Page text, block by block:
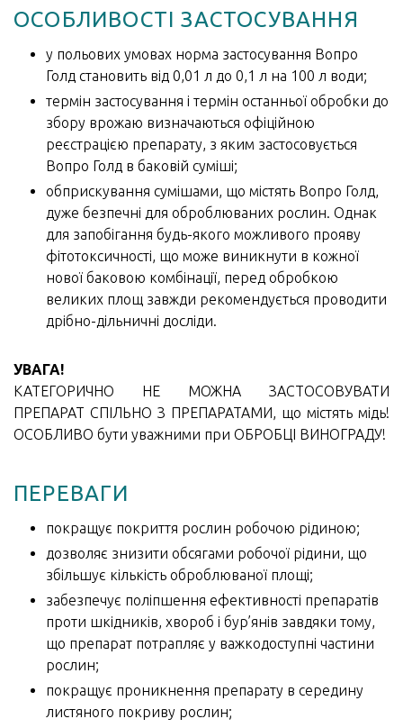
ОСОБЛИВОСТІ ЗАСТОСУВАННЯ
у польових умовах норма застосування Вопро
Голд становить від 0,01 л до 0,1 л на 100 л води;
термін застосування і термін останньої обробки до
збору врожаю визначаються офіційною
реєстрацією препарату, з яким застосовується
Вопро Голд в баковій суміші;
обприскування сумішами, що містять Вопро Голд,
дуже безпечні для оброблюваних рослин. Однак
для запобігання будь-якого можливого прояву
фітотоксичності, що може виникнути в кожної
нової баковою комбінації, перед обробкою
великих площ завжди рекомендується проводити
дрібно-дільничні досліди.
УВАГА!
КАТЕГОРИЧНО НЕ МОЖНА ЗАСТОСОВУВАТИ
ПРЕПАРАТ СПІЛЬНО З ПРЕПАРАТАМИ, що містять мідь!
ОСОБЛИВО бути уважними при ОБРОБЦІ ВИНОГРАДУ!
ПЕРЕВАГИ
покращує покриття рослин робочою рідиною;
дозволяє знизити обсягами робочої рідини, що
збільшує кількість оброблюваної площі;
забезпечує поліпшення ефективності препаратів
проти шкідників, хвороб і бур’янів завдяки тому,
що препарат потрапляє у важкодоступні частини
рослин;
покращує проникнення препарату в середину
листяного покриву рослин;